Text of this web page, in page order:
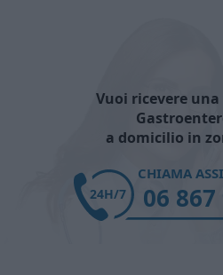
Vuoi ricevere
a domicilio in
CHIAMA
06
24H/7